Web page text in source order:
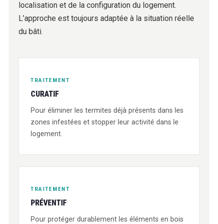
localisation et de la configuration du logement.
L’approche est toujours adaptée à la situation réelle
du bâti.
TRAITEMENT
CURATIF
Pour éliminer les termites déjà présents dans les
zones infestées et stopper leur activité dans le
logement.
TRAITEMENT
PRÉVENTIF
Pour protéger durablement les éléments en bois